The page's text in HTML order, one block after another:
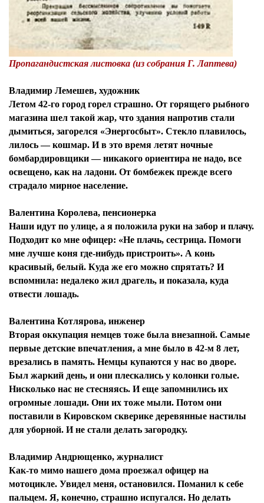
Пропагандистская листовка (из собрания Г. Лаптева)
Владимир Лемешев, художник
Летом 42-го город горел страшно. От горящего рыбного
магазина шел такой жар, что здания напротив стали
дымиться, загорелся «Энергосбыт». Стекло плавилось,
лилось — кошмар. И в это время летят ночные
бомбардировщики — никакого ориентира не надо, все
освещено, как на ладони. От бомбежек прежде всего
страдало мирное население.
Валентина Королева, пенсионерка
Наши идут по улице, а я положила руки на забор и плачу.
Подходит ко мне офицер: «Не плачь, сестрица. Помоги
мне лучше коня где-нибудь пристроить». А конь
красивый, белый. Куда же его можно спрятать? И
вспомнила: недалеко жил драгель, и показала, куда
отвести лошадь.
Валентина Котлярова, инженер
Вторая оккупация немцев тоже была внезапной. Самые
первые детские впечатления, а мне было в 42-м 8 лет,
врезались в память. Немцы купаются у нас во дворе.
Был жаркий день, и они плескались у колонки голые.
Нисколько нас не стесняясь. И еще запомнились их
огромные лошади. Они их тоже мыли. Потом они
поставили в Кировском скверике деревянные настилы
для уборной. И не стали делать загородку.
Владимир Андрющенко, журналист
Как-то мимо нашего дома проезжал офицер на
мотоцикле. Увидел меня, остановился. Поманил к себе
пальцем. Я, конечно, страшно испугался. Но делать